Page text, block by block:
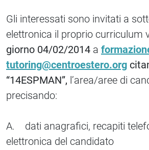
Gli interessati sono invitati a
elettronica il proprio curriculum
giorno 04/02/2014 a
tutoring@centroestero.org
“14ESPMAN”, l’area/aree di
precisando:
A. dati anagrafici, recapiti
elettronica del candidato